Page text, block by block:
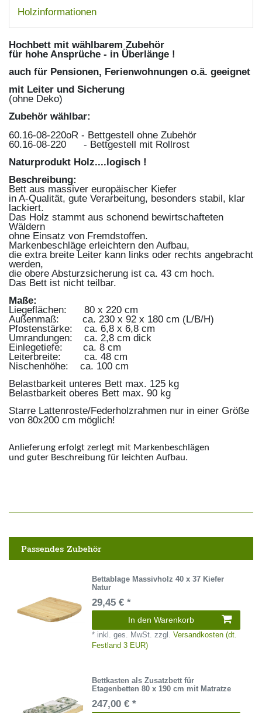
Holzinformationen
Hochbett mit wählbarem Zubehör
für hohe Ansprüche - in Überlänge !
auch für Pensionen, Ferienwohnungen o.ä. geeignet
mit Leiter und Sicherung
(ohne Deko)
Zubehör wählbar:
60.16-08-220oR - Bettgestell ohne Zubehör
60.16-08-220 - Bettgestell mit Rollrost
Naturprodukt Holz....logisch !
Beschreibung:
Bett aus massiver europäischer Kiefer
in A-Qualität, gute Verarbeitung, besonders stabil, klar
lackiert.
Das Holz stammt aus schonend bewirtschafteten
Wäldern
ohne Einsatz von Fremdstoffen.
Markenbeschläge erleichtern den Aufbau,
die extra breite Leiter kann links oder rechts angebracht
werden,
die obere Absturzsicherung ist ca. 43 cm hoch.
Das Bett ist nicht teilbar.
Maße:
Liegeflächen: 80 x 220 cm
Außenmaß: ca. 230 x 92 x 180 cm (L/B/H)
Pfostenstärke: ca. 6,8 x 6,8 cm
Umrandungen: ca. 2,8 cm dick
Einlegetiefe: ca. 8 cm
Leiterbreite: ca. 48 cm
Nischenhöhe: ca. 100 cm
Belastbarkeit unteres Bett max. 125 kg
Belastbarkeit oberes Bett max. 90 kg
Starre Lattenroste/Federholzrahmen nur in einer Größe
von 80x200 cm möglich!
Anlieferung erfolgt zerlegt mit Markenbeschlägen
und guter Beschreibung für leichten Aufbau.
Passendes Zubehör
Bettablage Massivholz 40 x 37 Kiefer
Natur
29,45 € *
In den Warenkorb
* inkl. ges. MwSt. zzgl.Versandkosten (dt.
Festland 3 EUR)
Bettkasten als Zusatzbett für
Etagenbetten 80 x 190 cm mit Matratze
247,00 € *